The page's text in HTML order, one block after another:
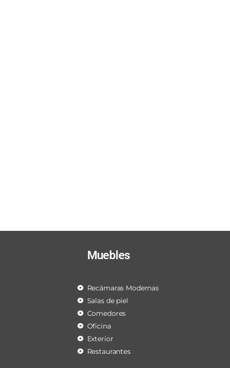
Muebles
Recámaras Modernas
Salas de piel
Comedores
Oficina
Exterior
Restaurantes